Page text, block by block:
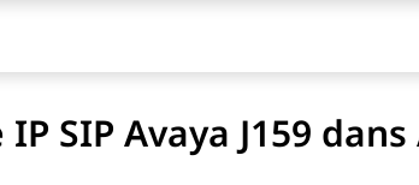
SIP Avaya J159